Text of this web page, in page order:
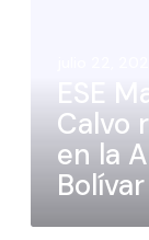
ESE
Calvo
en la
Bolívar